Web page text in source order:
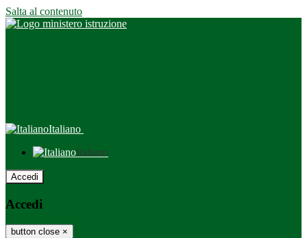
Salta al contenuto
Italiano
Italiano
Accedi
Accedi
button close ×